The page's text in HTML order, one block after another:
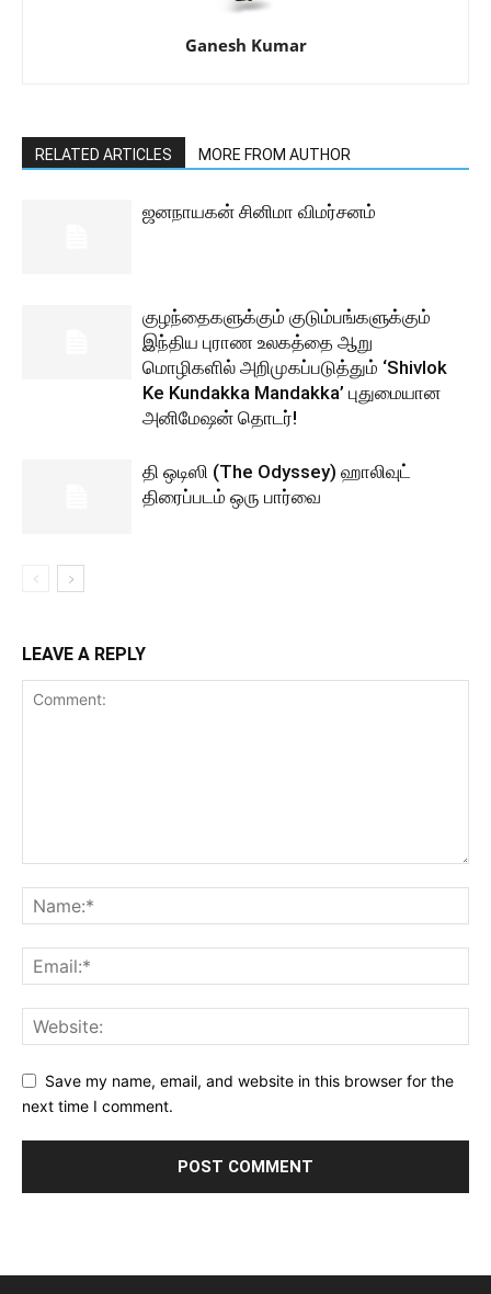
Ganesh Kumar
RELATED ARTICLES MORE FROM AUTHOR
ஜனநாயகன் சினிமா விமர்சனம்
குழந்தைகளுக்கும் குடும்பங்களுக்கும்
இந்திய புராண உலகத்தை ஆறு
மொழிகளில் அறிமுகப்படுத்தும் ‘Shivlok
Ke Kundakka Mandakka’ புதுமையான
அனிமேஷன் தொடர்!
தி ஒடிஸி (The Odyssey) ஹாலிவுட்
திரைப்படம் ஒரு பார்வை
LEAVE A REPLY
Save my name, email, and website in this browser for the
next time I comment.